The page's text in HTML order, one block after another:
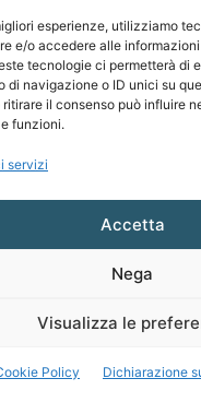
esperienze, utilizziamo
e/o accedere alle
tecnologie ci permetterà di
di navigazione o ID unici su
il consenso può influire
funzioni.
servizi
Accetta
Nega
Visualizza le
Policy Dichiarazione
CHI SIAMO